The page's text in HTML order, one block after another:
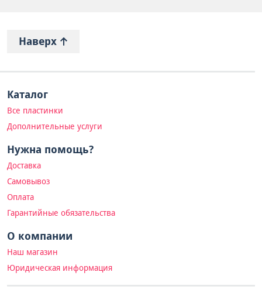
Наверх
Каталог
Все пластинки
Дополнительные услуги
Нужна помощь?
Доставка
Самовывоз
Оплата
Гарантийные обязательства
О компании
Наш магазин
Юридическая информация